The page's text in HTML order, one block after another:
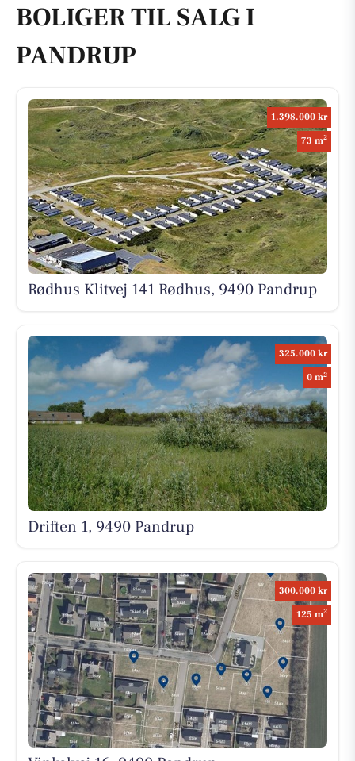
BOLIGER TIL SALG I
PANDRUP
1.398.000 kr
73 m2
Rødhus Klitvej 141 Rødhus, 9490 Pandrup
325.000 kr
0 m2
Driften 1, 9490 Pandrup
300.000 kr
125 m2